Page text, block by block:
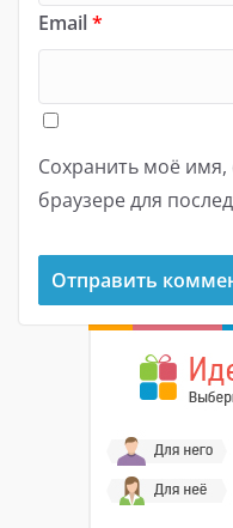
Email*
Сохранить моё имя,
браузере для